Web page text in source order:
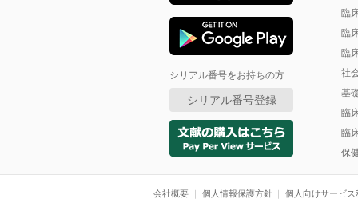
シリアル番号をお持ちの方
シリアル番号登録
臨
臨
臨
社
基
臨
臨
保
会社概要 個人情報保護方針 個人向けサービス